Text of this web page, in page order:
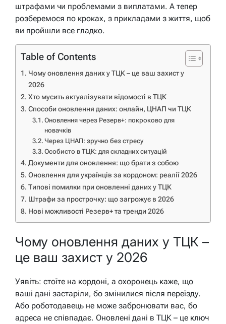
штрафами чи проблемами з виплатами. А тепер
розберемося по кроках, з прикладами з життя, щоб
ви пройшли все гладко.
Table of Contents
Чому оновлення даних у ТЦК – це ваш захист у
2026
Хто мусить актуалізувати відомості в ТЦК
Способи оновлення даних: онлайн, ЦНАП чи ТЦК
Оновлення через Резерв+: покроково для
новачків
Через ЦНАП: зручно без стресу
Особисто в ТЦК: для складних ситуацій
Документи для оновлення: що брати з собою
Оновлення для українців за кордоном: реалії 2026
Типові помилки при оновленні даних у ТЦК
Штрафи за прострочку: що загрожує в 2026
Нові можливості Резерв+ та тренди 2026
Чому оновлення даних у ТЦК –
це ваш захист у 2026
Уявіть: стоїте на кордоні, а охоронець каже, що
ваші дані застаріли, бо змінилися після переїзду.
Або роботодавець не може забронювати вас, бо
адреса не співпадає. Оновлені дані в ТЦК – це ключ